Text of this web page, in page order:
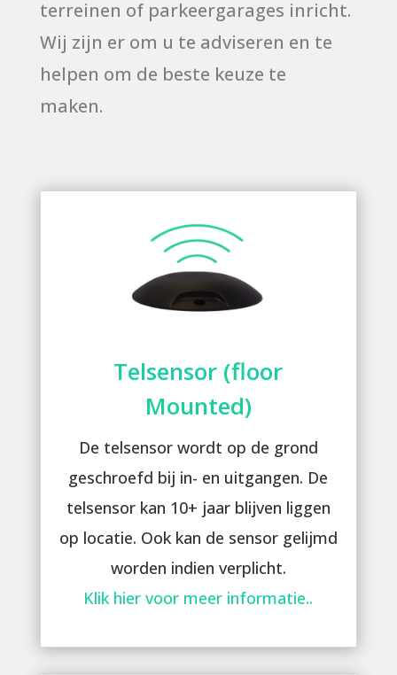
terreinen of parkeergarages inricht.
Wij zijn er om u te adviseren en te
helpen om de beste keuze te
maken.
Telsensor (floor
Mounted)
De telsensor wordt op de grond
geschroefd bij in- en uitgangen. De
telsensor kan 10+ jaar blijven liggen
op locatie. Ook kan de sensor gelijmd
worden indien verplicht.
Klik hier voor meer informatie..